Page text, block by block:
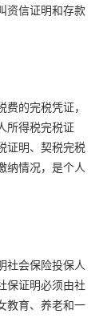
资信证明和存款
的完税凭证，
所得税完税证
证明、契税完税
纳情况，是个人
社会保险投保人
保证明必须由社
教育、养老和一